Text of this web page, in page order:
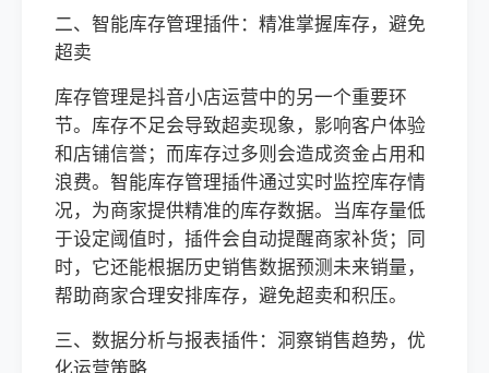
二、智能库存管理插件：精准掌握库存，避免
超卖
库存管理是抖音小店运营中的另一个重要环
节。库存不足会导致超卖现象，影响客户体验
和店铺信誉；而库存过多则会造成资金占用和
浪费。智能库存管理插件通过实时监控库存情
况，为商家提供精准的库存数据。当库存量低
于设定阈值时，插件会自动提醒商家补货；同
时，它还能根据历史销售数据预测未来销量，
帮助商家合理安排库存，避免超卖和积压。
三、数据分析与报表插件：洞察销售趋势，优